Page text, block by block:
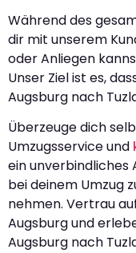
Während des
dir mit unserem
oder Anliegen
Unser Ziel ist es,
Augsburg nach
Überzeuge dich
Umzugsservice und
ein unverbindliches
bei deinem Umzug
nehmen. Vertrau
Augsburg und
Augsburg nach